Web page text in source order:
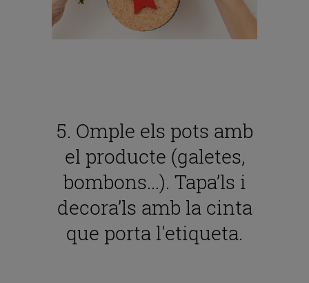
5. Omple els pots amb
el producte (galetes,
bombons...). Tapa’ls i
decora’ls amb la cinta
que porta l'etiqueta.